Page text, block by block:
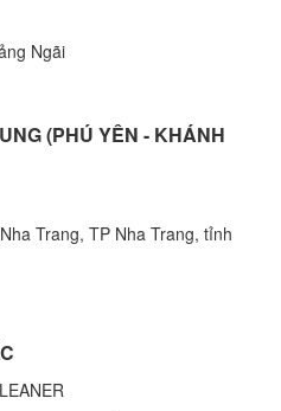
Ngãi
(PHÚ YÊN - KHÁNH
Trang, TP Nha Trang, tỉnh